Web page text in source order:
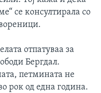
се консултирала со
отпатуваа за
Бергдал.
петмината не
рок од една година.